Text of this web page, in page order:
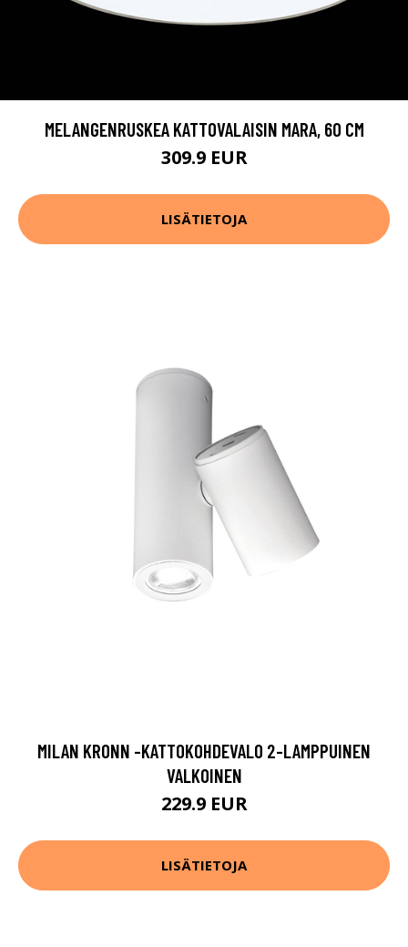
MELANGENRUSKEA KATTOVALAISIN MARA, 60 CM
309.9 EUR
LISÄTIETOJA
MILAN KRONN -KATTOKOHDEVALO 2-LAMPPUINEN
VALKOINEN
229.9 EUR
LISÄTIETOJA